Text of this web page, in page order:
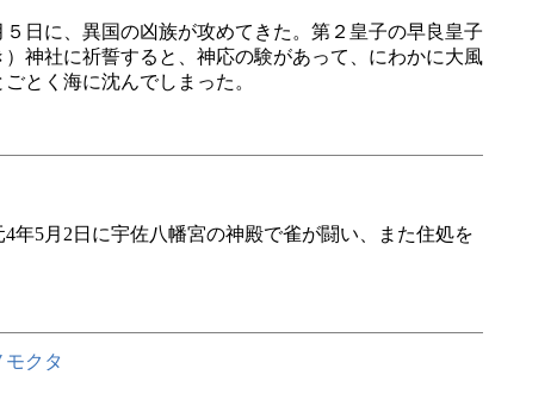
日に、異国の凶族が攻めてきた。第２皇子の早良皇子
神社に祈誓すると、神応の験があって、にわかに大風
とく海に沈んでしまった。
年5月2日に宇佐八幡宮の神殿で雀が闘い、また住処を
クタ